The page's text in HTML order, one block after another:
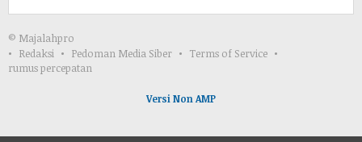
© Majalahpro
Redaksi
Pedoman Media Siber
Terms of Service
rumus percepatan
Versi Non AMP